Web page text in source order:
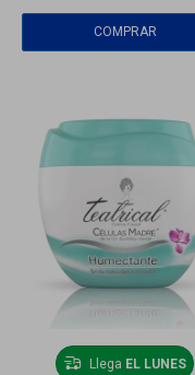
Llega EL LUNES